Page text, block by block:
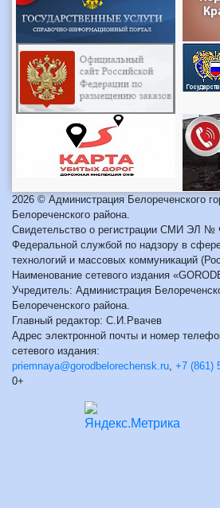
2026 © Администрация Белореченского
Белореченского района.
Свидетельство о регистрации СМИ ЭЛ №
Федеральной службой по надзору в
технологий и массовых коммуникаций
Наименование сетевого издания
Учредитель: Администрация
Белореченского района.
Главный редактор: С.И.Рвачев
Адрес электронной почты и номер
сетевого издания:
priemnaya@gorodbelorechensk.ru +7 (861)
0+